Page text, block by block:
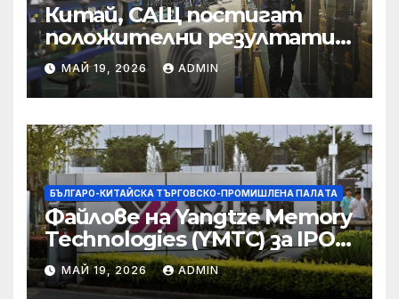
Китай, САЩ постигат
положителни резултати в
икономическите и
търговски консултации:
министерство
МАЙ 19, 2026 ADMIN
БЪЛГАРО-КИТАЙСКА ТЪРГОВСКО-ПРОМИШЛЕНА ПАЛAТА
Файлове на Yangtze Memory
Technologies (YMTC) за IPO
на STAR Market
МАЙ 19, 2026 ADMIN